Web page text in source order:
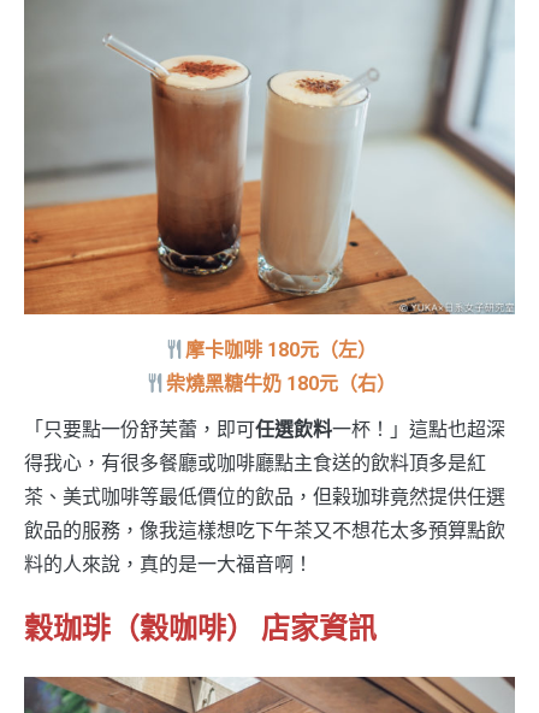
摩卡咖啡 180元（左）
柴燒黑糖牛奶 180元（右）
「只要點一份舒芙蕾，即可任選飲料一杯！」這點也超深
得我心，有很多餐廳或咖啡廳點主食送的飲料頂多是紅
茶、美式咖啡等最低價位的飲品，但榖珈琲竟然提供任選
飲品的服務，像我這樣想吃下午茶又不想花太多預算點飲
料的人來說，真的是一大福音啊！
穀珈琲（穀咖啡） 店家資訊